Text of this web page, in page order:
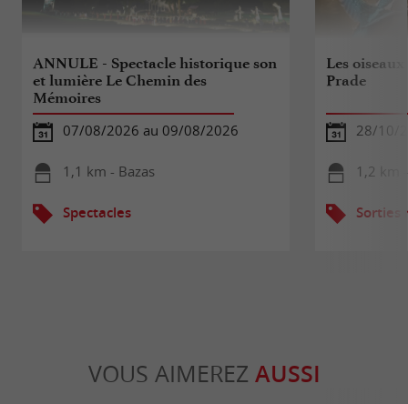
ANNULE - Spectacle historique son
et lumière Le Chemin des
Mémoires
07/08/2026 au 09/08/2026
1,1 km - Bazas
Spectacles
Les
Prade
28/10/
1,2 km
Sorties
VOUS AIMEREZ AUSSI